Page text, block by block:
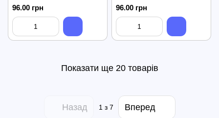
тверда обкладинка жовтий
KIDS Line
96.00 грн
тверда обкладинка рожевий
KIDS Line
96.00 грн
Показати ще 20 товарів
Назад 1з 7 Вперед